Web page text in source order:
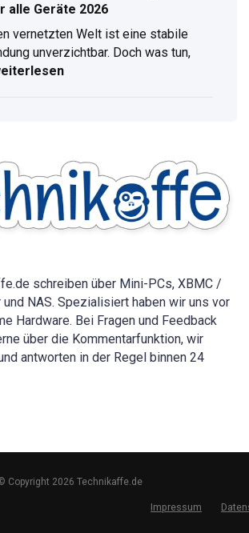
alle Geräte 2026
vernetzten Welt ist eine stabile
unverzichtbar. Doch was tun,
schreiben über Mini-PCs, XBMC /
NAS. Spezialisiert haben wir uns vor
Hardware. Bei Fragen und Feedback
über die Kommentarfunktion, wir
antworten in der Regel binnen 24
Copyright 2026 Technikaffe.de
Impressum